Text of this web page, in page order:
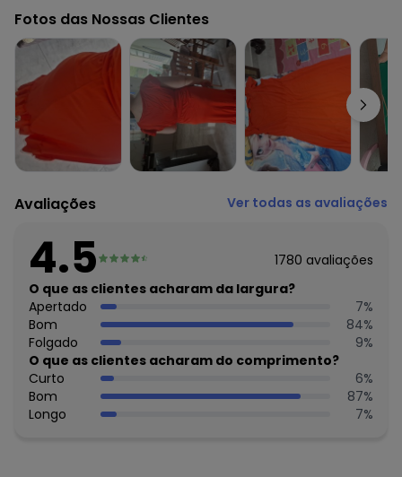
Modelagem: Solto
Comprimento da manga: Curta
Modelo da manga: Com franzido
Comprimento: Midi
Decote frente: Redondo
Complemento: Elástico na cintura; franzido; recorte
central nas costas
Tecido: Helanca
Composição: 100% poliéster
O preço apresentado abaixo é o menor oferecido em
agosto/2026
R$ 44,99
julho/2026 N/D*
junho/2026
maio/2026 R$ 34,99
abril/2026 R$ 49,99
março/2026 R$ 49,99
fevereiro/2026 R$ 59,99
Fotos das Nossas Clientes
Avaliações Ver todas as avaliações
4.5 1780 avaliações
O que as clientes acharam da largura?
Apertado
7%
Bom
84%
Folgado
9%
O que as clientes acharam do comprimento?
Curto
6%
Bom
87%
Longo
7%